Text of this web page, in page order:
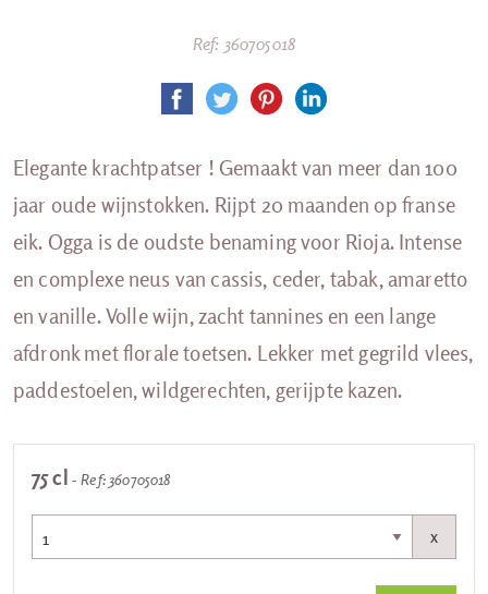
Ref: 360705018
Elegante krachtpatser ! Gemaakt van meer dan 100
jaar oude wijnstokken. Rijpt 20 maanden op franse
eik. Ogga is de oudste benaming voor Rioja. Intense
en complexe neus van cassis, ceder, tabak, amaretto
en vanille. Volle wijn, zacht tannines en een lange
afdronk met florale toetsen. Lekker met gegrild vlees,
paddestoelen, wildgerechten, gerijpte kazen.
75 cl - Ref: 360705018
x